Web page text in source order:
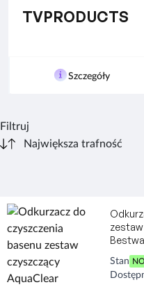
TVPRODUCTS
Szczegóły
Filtruj
Stan